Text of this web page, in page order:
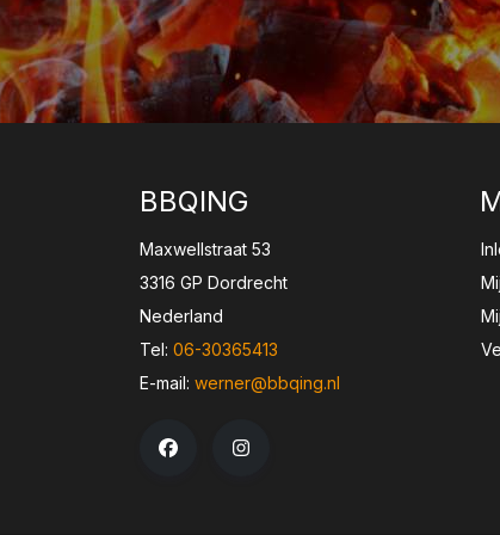
BBQING
Maxwellstraat 53
3316 GP Dordrecht
Nederland
Tel: 06-30365413
E-mail: werner@bbqing.nl